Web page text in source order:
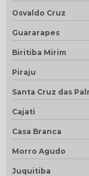
Osvaldo Cruz
Guararapes
Biritiba Mirim
Piraju
Santa Cruz das
Cajati
Casa Branca
Morro Agudo
Juquitiba